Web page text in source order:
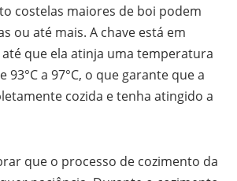
costelas maiores de boi podem
ou até mais. A chave está em
que ela atinja uma temperatura
93°C a 97°C, o que garante que a
cozida e tenha atingido a
que o processo de cozimento da